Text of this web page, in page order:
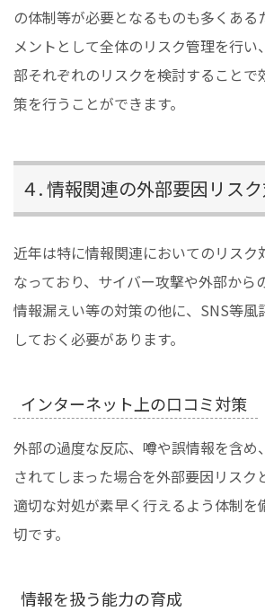
の体制等が必要となるものも多くある
メントとして全体のリスク管理を行
部それぞれのリスクを検討することで
策を行うことができます。
４. 情報関連の外部要因リス
近年は特に情報関連においてのリスク
なっており、サイバー攻撃や外部から
情報漏えい等の対策の他に、SNS等風
しておく必要があります。
インターネット上の口コミ対策
外部の過度な反応、噂や誤情報を含め
されてしまった場合を外部要因リスク
適切な対処が素早く行えるよう体制を
切です。
情報を扱う能力の育成